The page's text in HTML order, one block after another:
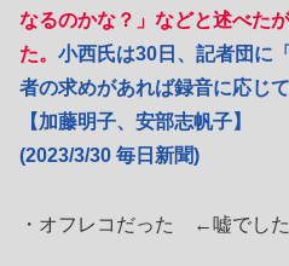
なるのかな？」などと述べた
た。 小西氏は30日、記者団に
者の求めがあれば録音に応じ
【加藤明子、安部志帆子】
(2023/3/30 毎日新聞)
・オフレコだった ←嘘でした